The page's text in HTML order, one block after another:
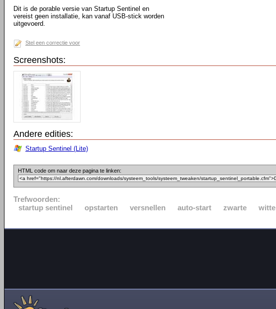
Dit is de porable versie van Startup Sentinel en
vereist geen installatie, kan vanaf USB-stick worden
uitgevoerd.
Stel een correctie voor
Screenshots:
Andere edities:
Startup Sentinel (Lite)
HTML code om naar deze pagina te linken:
Trefwoorden:
startup sentinel
opstarten versnellen auto-start zwarte witte